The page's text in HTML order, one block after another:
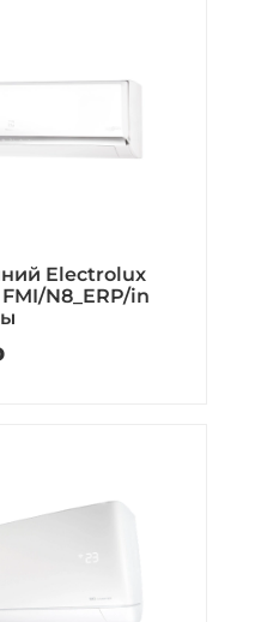
Electrolux
N8_ERP/in